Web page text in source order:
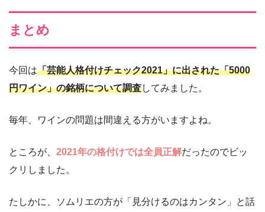
まとめ
今回は「芸能人格付けチェック2021」に出された「5000
円ワイン」の銘柄について調査してみました。
毎年、ワインの問題は間違える方がいますよね。
ところが、 2021年の格付けでは全員正解だったのでビッ
クリしました。
たしかに、ソムリエの方が「見分けるのはカンタン」と話